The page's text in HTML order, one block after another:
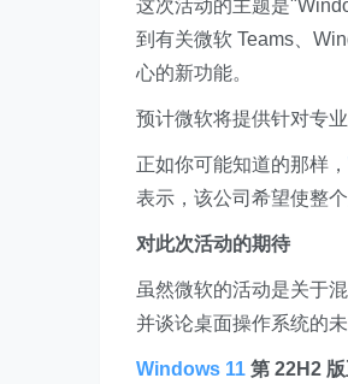
这次活动的主题是
到有关微软 Teams、
心的新功能。
预计微软将提供针对专
正如你可能知道的那样，
表示，该公司希望使整
对此次活动的期待
虽然微软的活动是关于
并谈论桌面操作系统的未
Windows 11 第 22H2